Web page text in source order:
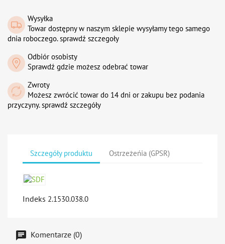
Wysyłka
Towar dostępny w naszym sklepie wysyłamy tego samego
dnia roboczego. sprawdź szczegoły
Odbiór osobisty
Sprawdź gdzie możesz odebrać towar
Zwroty
Możesz zwrócić towar do 14 dni or zakupu bez podania
przyczyny. sprawdź szczegóły
Szczegóły produktu Ostrzeżeńia (GPSR)
Indeks 2.1530.038.0
Komentarze (0)